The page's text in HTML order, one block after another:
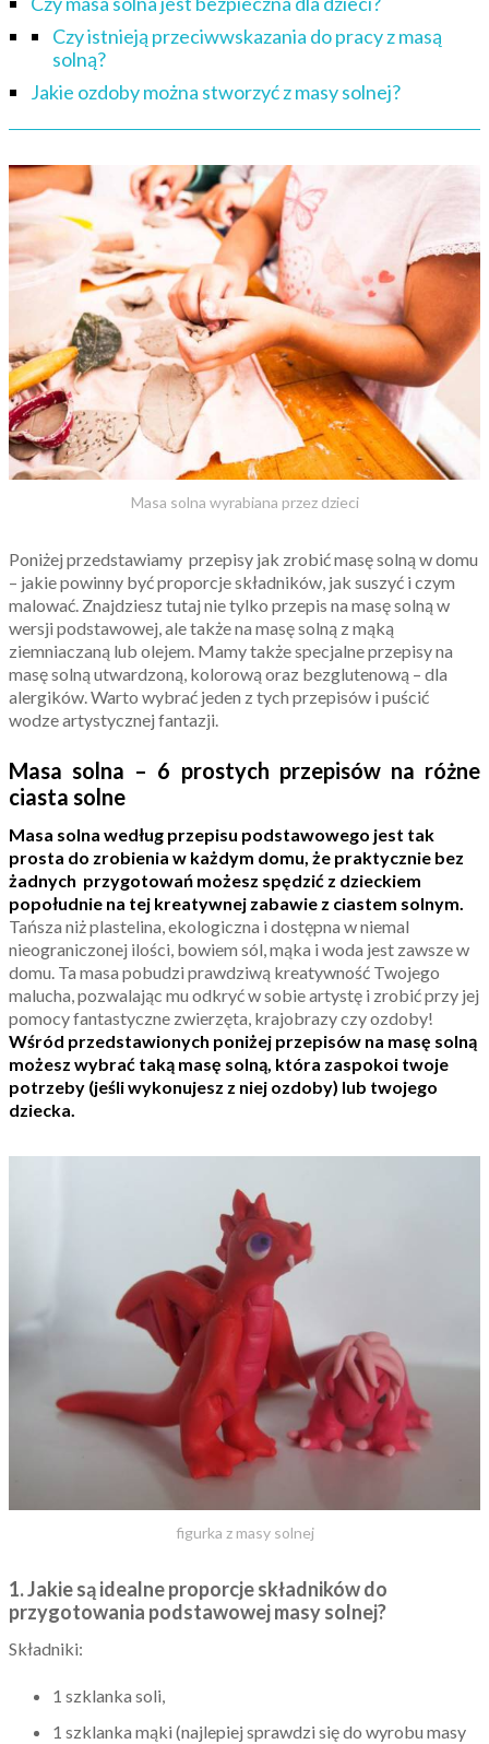
Czy istnieją przeciwwskazania do pracy z masą
solną?
Jakie ozdoby można stworzyć z masy solnej?
Masa solna wyrabiana przez dzieci
Poniżej przedstawiamy przepisy jak zrobić masę solną w domu
– jakie powinny być proporcje składników, jak suszyć i czym
malować. Znajdziesz tutaj nie tylko przepis na masę solną w
wersji podstawowej, ale także na masę solną z mąką
ziemniaczaną lub olejem. Mamy także specjalne przepisy na
masę solną utwardzoną, kolorową oraz bezglutenową – dla
alergików. Warto wybrać jeden z tych przepisów i puścić
wodze artystycznej fantazji.
Masa solna – 6 prostych przepisów na różne
ciasta solne
Masa solna według przepisu podstawowego jest tak
prosta do zrobienia w każdym domu, że praktycznie bez
żadnych przygotowań możesz spędzić z dzieckiem
popołudnie na tej kreatywnej zabawie z ciastem solnym.
Tańsza niż plastelina, ekologiczna i dostępna w niemal
nieograniczonej ilości, bowiem sól, mąka i woda jest zawsze w
domu. Ta masa pobudzi prawdziwą kreatywność Twojego
malucha, pozwalając mu odkryć w sobie artystę i zrobić przy jej
pomocy fantastyczne zwierzęta, krajobrazy czy ozdoby!
Wśród przedstawionych poniżej przepisów na masę solną
możesz wybrać taką masę solną, która zaspokoi twoje
potrzeby (jeśli wykonujesz z niej ozdoby) lub twojego
dziecka.
figurka z masy solnej
1. Jakie są idealne proporcje składników do
przygotowania podstawowej masy solnej?
Składniki:
1 szklanka soli,
1 szklanka mąki (najlepiej sprawdzi się do wyrobu masy